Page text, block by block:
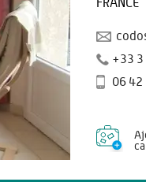
FRANCE
+33 3
06 42